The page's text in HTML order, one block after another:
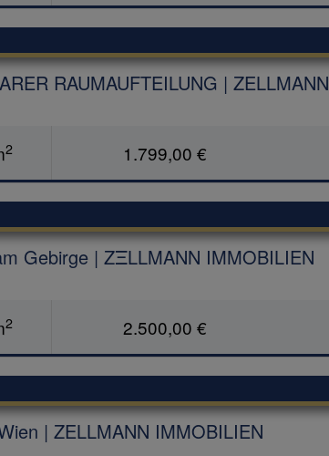
RAUMAUFTEILUNG | ZELLMANN
2 1.799,00 €
Gebirge | ZΞLLMANN IMMOBILIEN
2 2.500,00 €
| ZELLMANN IMMOBILIEN